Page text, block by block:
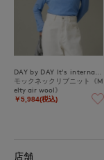
モックネックリブニット《M
elty air wool》
￥5,984(税込)
店舗